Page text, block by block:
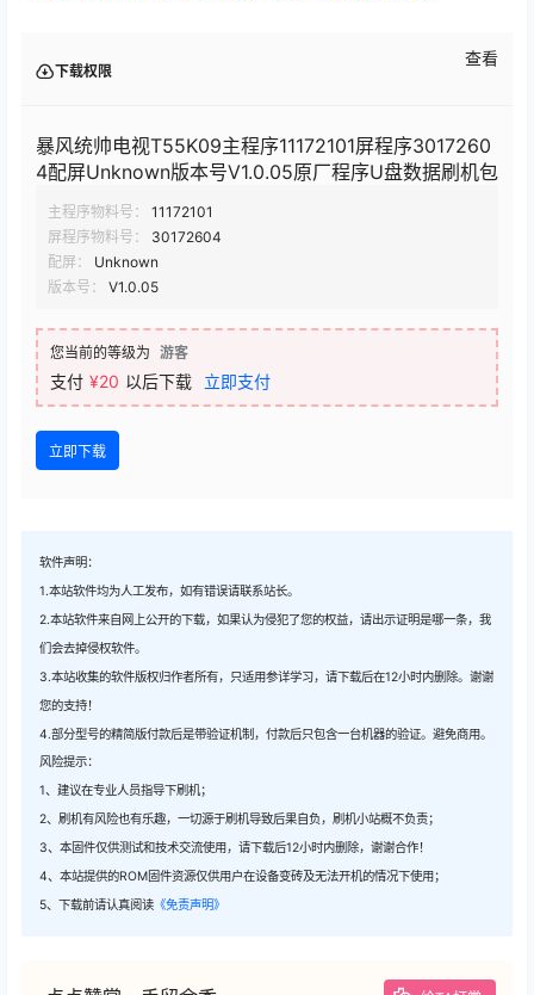
下载权限
查看
暴风统帅电视T55K09主程序11172101屏程序3017260
4配屏Unknown版本号V1.0.05原厂程序U盘数据刷机包
主程序物料号：
11172101
屏程序物料号：
30172604
配屏：
Unknown
版本号：
V1.0.05
您当前的等级为 游客
支付 ¥20 以后下载 立即支付
立即下载
软件声明：
1.本站软件均为人工发布，如有错误请联系站长。
2.本站软件来自网上公开的下载，如果认为侵犯了您的权益，请出示证明是哪一条，我
们会去掉侵权软件。
3.本站收集的软件版权归作者所有，只适用参详学习，请下载后在12小时内删除。谢谢
您的支持！
4.部分型号的精简版付款后是带验证机制，付款后只包含一台机器的验证。避免商用。
风险提示：
1、建议在专业人员指导下刷机；
2、刷机有风险也有乐趣，一切源于刷机导致后果自负，刷机小站概不负责；
3、本固件仅供测试和技术交流使用，请下载后12小时内删除，谢谢合作！
4、本站提供的ROM固件资源仅供用户在设备变砖及无法开机的情况下使用；
5、下载前请认真阅读 《免责声明》